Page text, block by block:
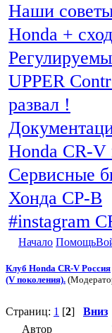
Наши
Honda +
UPPER
развал !
Honda CR-V
Сервисные
Хонда СР-В
#instagram
Начало Помощь
Клуб Honda CR-V Россия
(V поколения).
Страниц: 1 [2] Вниз
Автор